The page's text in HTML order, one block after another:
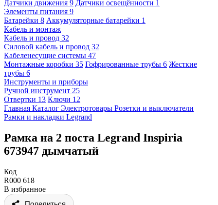
Датчики движения 9 Датчики освещённости 1
Элементы питания 9
Батарейки 8 Аккумуляторные батарейки 1
Кабель и монтаж
Кабель и провод 32
Силовой кабель и провод 32
Кабеленесущие системы 47
Монтажные коробки 35 Гофрированные трубы 6 Жесткие
трубы 6
Инструменты и приборы
Ручной инструмент 25
Отвертки 13 Ключи 12
Главная Каталог Электротовары Розетки и выключатели
Рамки и накладки Legrand
Рамка на 2 поста Legrand Inspiria
673947 дымчатый
Код
R000 618
В избранное